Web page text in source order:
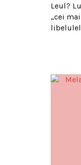
Leul?
„cei